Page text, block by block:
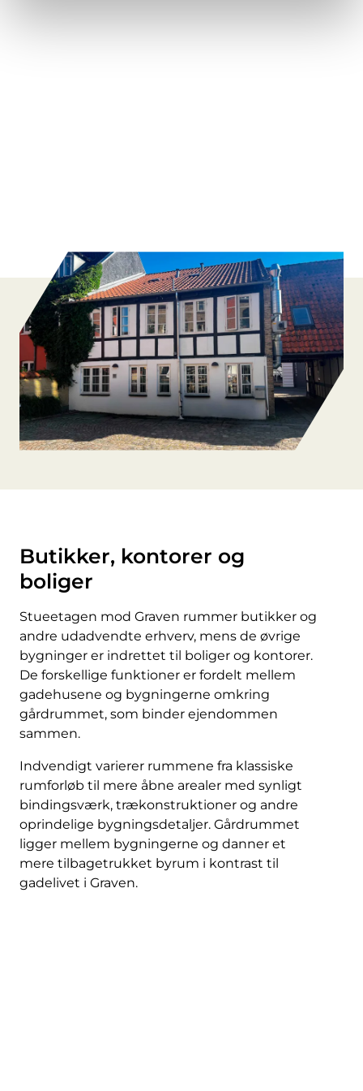
Butikker, kontorer og
boliger
Stueetagen mod Graven rummer butikker og
andre udadvendte erhverv, mens de øvrige
bygninger er indrettet til boliger og kontorer.
De forskellige funktioner er fordelt mellem
gadehusene og bygningerne omkring
gårdrummet, som binder ejendommen
sammen.
Indvendigt varierer rummene fra klassiske
rumforløb til mere åbne arealer med synligt
bindingsværk, trækonstruktioner og andre
oprindelige bygningsdetaljer. Gårdrummet
ligger mellem bygningerne og danner et
mere tilbagetrukket byrum i kontrast til
gadelivet i Graven.